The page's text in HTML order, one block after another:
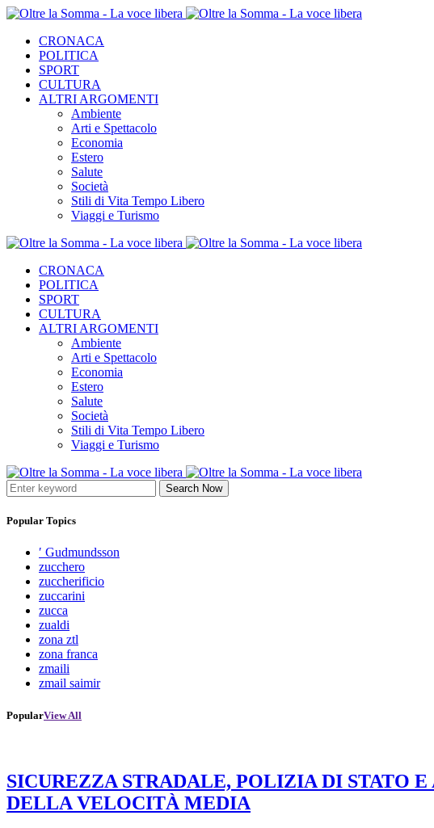
CRONACA
POLITICA
SPORT
CULTURA
ALTRI ARGOMENTI
Ambiente
Arti e Spettacolo
Economia
Estero
Salute
Società
Stili di Vita Tempo Libero
Viaggi e Turismo
CRONACA
POLITICA
SPORT
CULTURA
ALTRI ARGOMENTI
Ambiente
Arti e Spettacolo
Economia
Estero
Salute
Società
Stili di Vita Tempo Libero
Viaggi e Turismo
Search Now
Popular Topics
′ Gudmundsson
zucchero
zuccherificio
zuccarini
zucca
zualdi
zona ztl
zona franca
zmaili
zmail saimir
PopularView All
SICUREZZA STRADALE, POLIZIA DI STATO
DELLA VELOCITÀ MEDIA